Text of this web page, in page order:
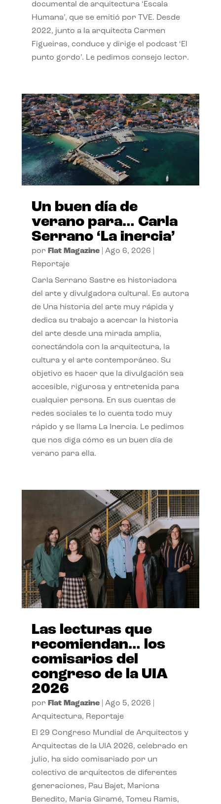
documental de arquitectura ‘Escala
Humana’, que se emitió por TVE. Desde
2022, junto a la arquitecta Carmen
Figueiras, conduce y dirige el podcast ‘El
punto gordo’. Le pedimos consejo lector.
Un buen día de
verano para… Carla
Serrano ‘La inercia’
por Flat Magazine| Ago 6, 2026
Reportaje
Carla Serrano Sastre es historiadora
del arte y divulgadora cultural. Es autora
de Una historia del arte muy rápida y
dedica su trabajo a acercar la historia
del arte desde una mirada amplia,
conectándola con la arquitectura, la
cultura y el arte contemporáneo. Su
objetivo es hacer que la divulgación sea
accesible, rigurosa y entretenida para
cualquier persona. En sus cuentas de
redes sociales te lo cuenta todo muy
rápido y se llama La Inercia. Le pedimos
que nos diga cómo es un buen día de
verano para ella.
Las lecturas que
recomiendan… los
comisarios del
congreso de la UIA
2026
por Flat Magazine| Ago 5, 2026
Arquitectura, Reportaje
El 29 Congreso Mundial de Arquitectos y
Arquitectas de la UIA 2026, celebrado en
julio, ha sido comisariado por un
colectivo de arquitectos de diferentes
generaciones, Pau Bajet, Mariona
Benedito, Maria Giramé, Tomeu Ramis,